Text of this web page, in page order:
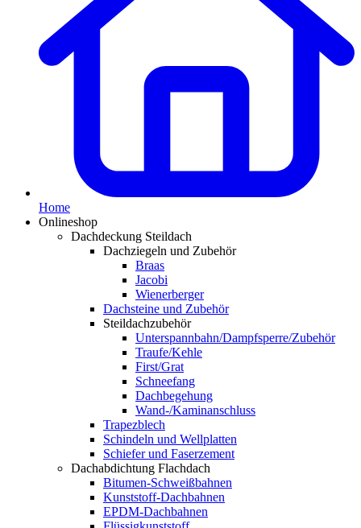
Home
Onlineshop
Dachdeckung Steildach
Dachziegeln und Zubehör
Braas
Jacobi
Wienerberger
Dachsteine und Zubehör
Steildachzubehör
Unterspannbahn/Dampfsperre/Zubehör
Traufe/Kehle
First/Grat
Schneefang
Dachbegehung
Wand-/Kaminanschluss
Trapezblech
Schindeln und Wellplatten
Schiefer und Faserzement
Dachabdichtung Flachdach
Bitumen-Schweißbahnen
Kunststoff-Dachbahnen
EPDM-Dachbahnen